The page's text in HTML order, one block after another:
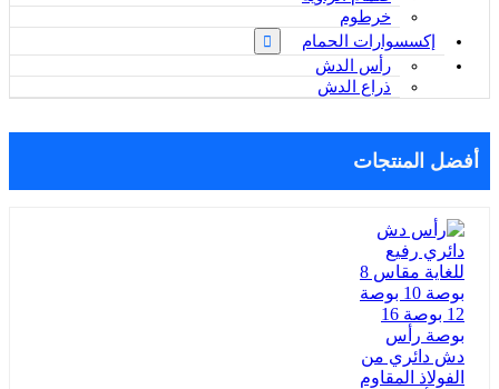
خرطوم
إكسسوارات الحمام
رأس الدش
ذراع الدش
أفضل المنتجات